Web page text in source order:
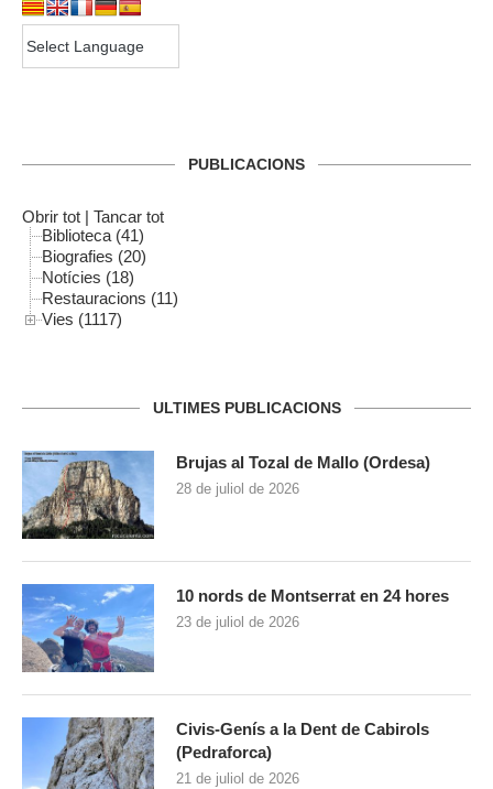
PUBLICACIONS
Obrir tot | Tancar tot
Biblioteca (41)
Biografies (20)
Notícies (18)
Restauracions (11)
Vies (1117)
ULTIMES PUBLICACIONS
Brujas al Tozal de Mallo (Ordesa)
28 de juliol de 2026
10 nords de Montserrat en 24 hores
23 de juliol de 2026
Civis-Genís a la Dent de Cabirols
(Pedraforca)
21 de juliol de 2026